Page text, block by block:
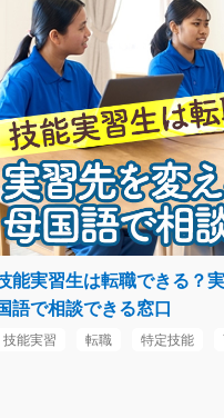
能実習生は転職できる？
語で相談できる窓口
技能実習 転職 特定技能